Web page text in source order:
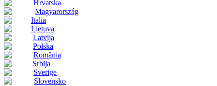
Hrvatska
Magyarország
Italia
Lietuva
Latvija
Polska
România
Srbija
Sverige
Slovensko